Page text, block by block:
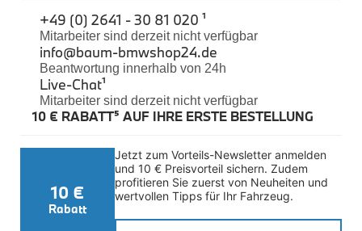
Reifen
Sicherheit
MINI Zubehör
MINI 3-Türer Zubehör
Transport & Gepäck
Exterieur
Interieur
Kommunikation & Information
Winterkompletträder
Sommerkompletträder
Räderzubehör
Felgen
Reifen
+49 (0) 2641 - 30 81 020 ¹
Mitarbeiter sind derzeit nicht verfügbar
info@baum-bmwshop24.de
Beantwortung innerhalb von 24h
Live-Chat¹
Mitarbeiter sind derzeit nicht verfügbar
10 € RABATT⁵ AUF IHRE ERSTE BESTELLUNG
10 €
Rabatt
Jetzt zum Vorteils-Newsletter anmelden
und 10 € Preisvorteil sichern. Zudem
profitieren Sie zuerst von Neuheiten und
wertvollen Tipps für Ihr Fahrzeug.